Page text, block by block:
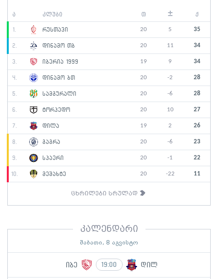
ა კლუბი თ ± ქ
1. რუსთავი 20 5 35
2. დინამო თბ 20 11 34
3. იბერია 1999 19 9 34
4. დინამო ბთ 20 -2 28
5. სამგურალი 20 -6 28
6. ტორპედო 20 10 27
7. დილა 19 2 26
8. გაგრა 20 -6 23
9. სპაერი 20 -1 22
10. მეშახტე 20 -22 11
ცხრილები სრულად
კალენდარი
შაბათი, 8 აგვისტო
იბე 19:00 დილ